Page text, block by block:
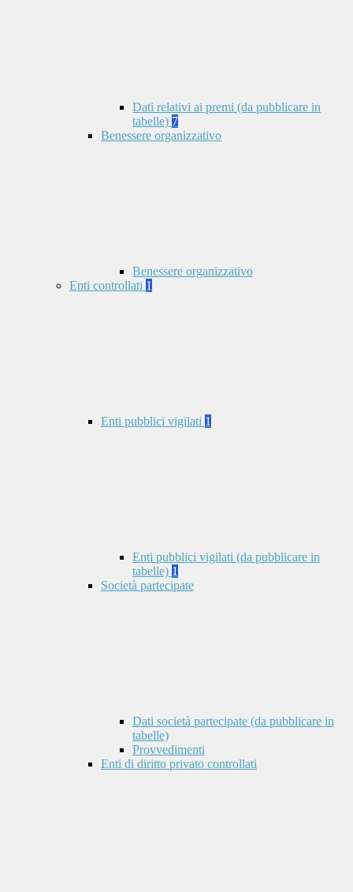
Dati relativi ai premi (da pubblicare in
tabelle) 7
Benessere organizzativo
Benessere organizzativo
Enti controllati 1
Enti pubblici vigilati 1
Enti pubblici vigilati (da pubblicare in
tabelle) 1
Società partecipate
Dati società partecipate (da pubblicare in
tabelle)
Provvedimenti
Enti di diritto privato controllati